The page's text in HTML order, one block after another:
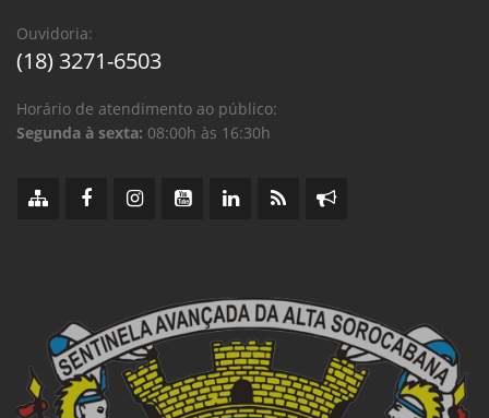
Ouvidoria:
(18) 3271-6503
Horário de atendimento ao público:
Segunda à sexta: 08:00h às 16:30h